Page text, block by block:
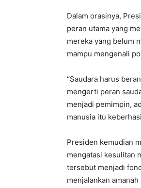
Dalam orasinya,
peran utama yang
mereka yang belum
mampu mengenali
“Saudara harus
mengerti peran
menjadi pemimpin,
manusia itu
Presiden kemudian
mengatasi kesulitan
tersebut menjadi
menjalankan